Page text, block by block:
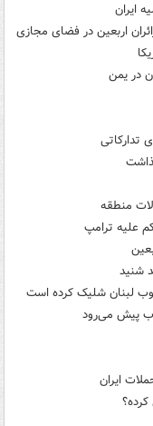
ایران
اربعین در فضای مجازی
در یمن
تدارکاتی
منطقه
علیه ترامپ
شنید
پیش می‌رود
ایران